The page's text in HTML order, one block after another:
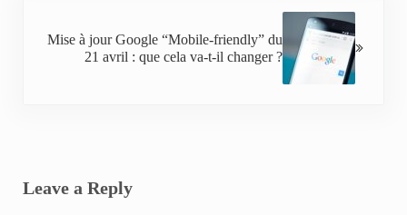
Mise à jour Google “Mobile-friendly” du
21 avril : que cela va-t-il changer ?
Leave a Reply